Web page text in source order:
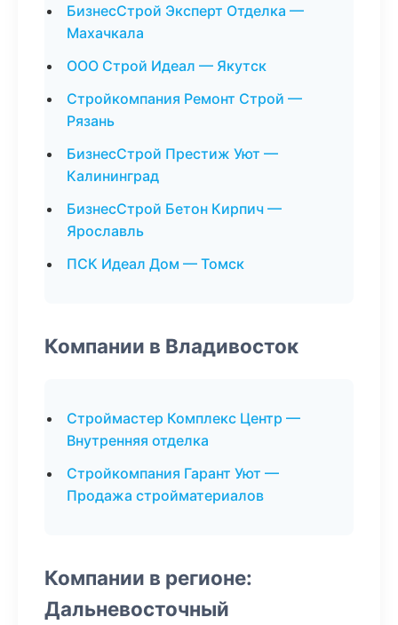
БизнесСтрой Эксперт Отделка —
Махачкала
ООО Строй Идеал — Якутск
Стройкомпания Ремонт Строй —
Рязань
БизнесСтрой Престиж Уют —
Калининград
БизнесСтрой Бетон Кирпич —
Ярославль
ПСК Идеал Дом — Томск
Компании в Владивосток
Строймастер Комплекс Центр —
Внутренняя отделка
Стройкомпания Гарант Уют —
Продажа стройматериалов
Компании в регионе:
Дальневосточный